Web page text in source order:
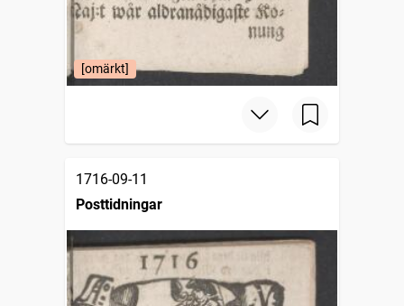
[omärkt]
1716-09-11
Posttidningar